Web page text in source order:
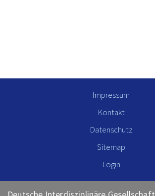
Impressum
Kontakt
Datenschutz
Sitemap
Login